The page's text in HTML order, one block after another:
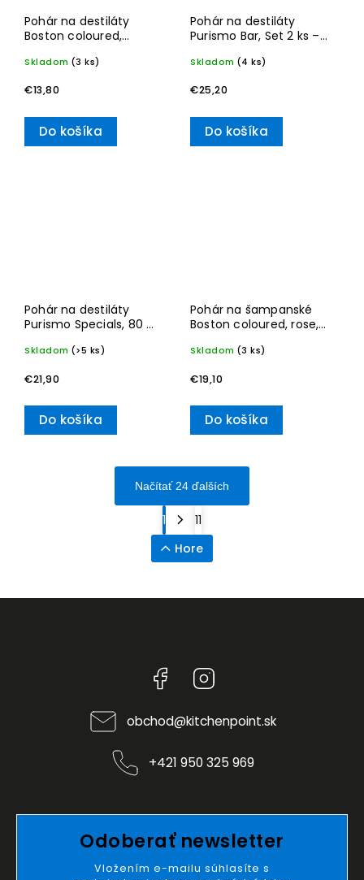
Pohár na destiláty
Boston coloured,
& Boch
Skladom (3 ks)
€13,80
Do košíka
Pohár na destiláty
Purismo Bar, Set 2 ks –
Skladom (4 ks)
€25,20
Do košíka
Pohár na destiláty
Purismo Specials, 80 ml
Skladom (>5 ks)
€21,90
Do košíka
Pohár na šampanské
Boston coloured, rose,
Skladom (3 ks)
€19,10
Do košíka
Načítať 24 ďalších
1
11
Hore
Facebook
obchod@kitchenpoint.sk
+421 950 325 969
Odoberať newsletter
Vložením e-mailu súhlasíte s